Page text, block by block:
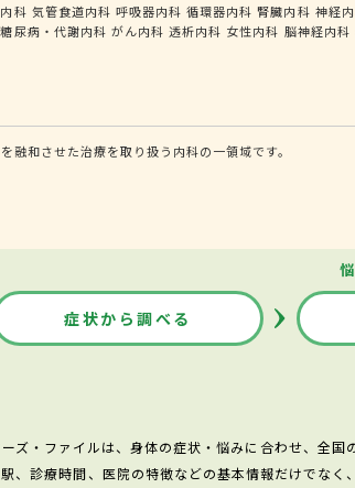
科 気管食道内科 呼吸器内科 循環器内科 腎臓内科 神経
糖尿病・代謝内科 がん内科 透析内科 女性内科 脳神経内科
融和させた治療を取り扱う内科の一領域です。
症状から調べる
ーズ・ファイルは、身体の症状・悩みに合わせ、全
、診療時間、医院の特徴などの基本情報だけでな